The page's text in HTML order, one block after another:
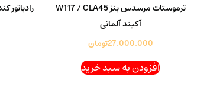
ترموستات مرسدس بنز W117 / CLA45
آکبند آلمانی
27.000.000تومان
افزودن به سبد خرید